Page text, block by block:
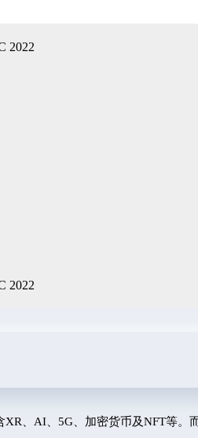
、AI、5G、加密货币及NFT等。